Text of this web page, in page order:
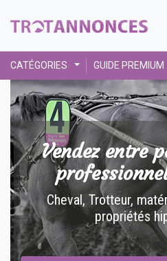
CATÉGORIES GUIDE PREMIUM
Vendez entre
Cheval, Trotteur,
propriétés